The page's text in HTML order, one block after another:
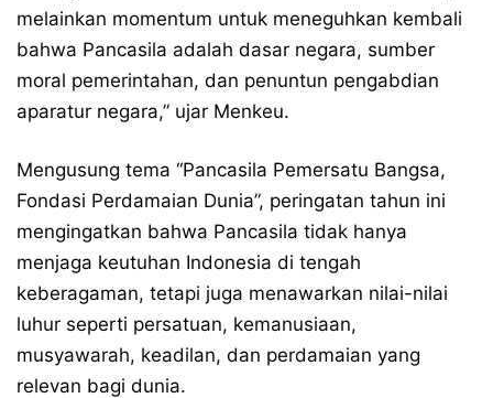
melainkan momentum untuk meneguhkan kembali
bahwa Pancasila adalah dasar negara, sumber
moral pemerintahan, dan penuntun pengabdian
aparatur negara,” ujar Menkeu.
Mengusung tema “Pancasila Pemersatu Bangsa,
Fondasi Perdamaian Dunia”, peringatan tahun ini
mengingatkan bahwa Pancasila tidak hanya
menjaga keutuhan Indonesia di tengah
keberagaman, tetapi juga menawarkan nilai-nilai
luhur seperti persatuan, kemanusiaan,
musyawarah, keadilan, dan perdamaian yang
relevan bagi dunia.